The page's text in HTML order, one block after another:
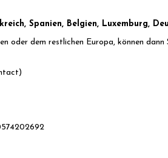
Spanien, Belgien, Luxemburg,
oder dem restlichen Europa, können